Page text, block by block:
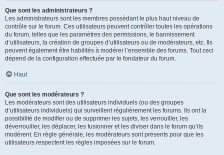
Que sont les administrateurs ?
Les administrateurs sont les membres possédant le plus haut niveau de
contrôle sur le forum. Ces utilisateurs peuvent contrôler toutes les opérations
du forum, telles que les paramètres des permissions, le bannissement
d’utilisateurs, la création de groupes d’utilisateurs ou de modérateurs, etc. Ils
peuvent également être habilités à modérer l’ensemble des forums. Tout ceci
dépend de la configuration effectuée par le fondateur du forum.
Haut
Que sont les modérateurs ?
Les modérateurs sont des utilisateurs individuels (ou des groupes
d’utilisateurs individuels) qui surveillent régulièrement les forums. Ils ont la
possibilité de modifier ou de supprimer les sujets, les verrouiller, les
déverrouiller, les déplacer, les fusionner et les diviser dans le forum qu’ils
modèrent. En règle générale, les modérateurs sont présents pour que les
utilisateurs respectent les règles imposées sur le forum.